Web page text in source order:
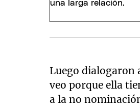
Luego dialogaron
veo porque ella
a la no